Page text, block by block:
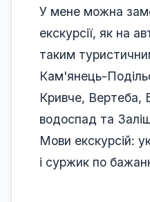
У мене можна
екскурсії, як на
таким
Кам'янець-
Кривче, Вертеба,
водоспад та
Мови екскурсій:
і суржик по